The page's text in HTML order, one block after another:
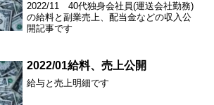
2022/11 40代独身会社員(運送会社勤務)
の給料と副業売上、配当金などの収入公
開記事です
2022/01給料、売上公開
給与と売上明細です